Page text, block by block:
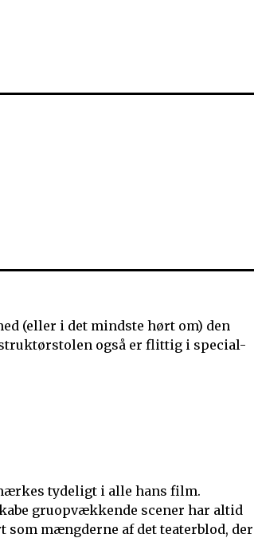
(eller i det mindste hørt om) den
også er flittig i special-
tydeligt i alle hans film.
gruopvækkende scener har altid
mængderne af det teaterblod, der